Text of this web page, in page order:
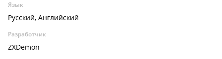
Язык
Русский, Английский
Разработчик
ZXDemon